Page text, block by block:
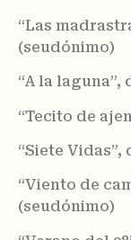
“Las
(seudónimo)
“A la laguna”,
“Tecito de
“Siete
“Viento de
(seudónimo)